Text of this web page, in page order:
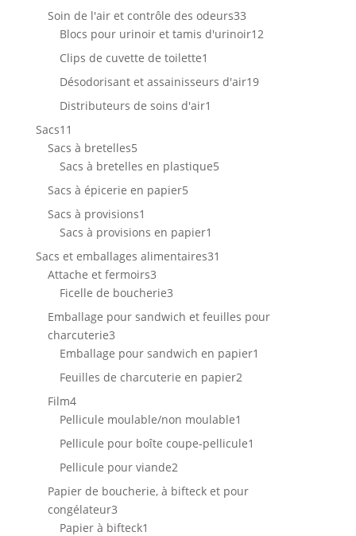
produits
Soin de l'air et contrôle des odeurs3333
produits
Blocs pour urinoir et tamis d'urinoir1212
Clips de cuvette de toilette1
produit
Désodorisant et assainisseurs d'air1919
Distributeurs de soins d'air1
Sacs11
produits
Sacs à bretelles55
produits
Sacs à bretelles en plastique55
Sacs à épicerie en papier55
Sacs à provisions1
produit
Sacs à provisions en papier1
produit
Sacs et emballages alimentaires31
Attache et fermoirs33
produits
Ficelle de boucherie33
produits
Emballage pour sandwich et feuilles pour
charcuterie33
produits
Emballage pour sandwich en papier1
Feuilles de charcuterie en papier22
Film44
produits
Pellicule moulable/non moulable1
produit
Pellicule pour boîte coupe-pellicule1
Pellicule pour viande22
produits
Papier de boucherie, à bifteck et pour
congélateur33
produits
Papier à bifteck1